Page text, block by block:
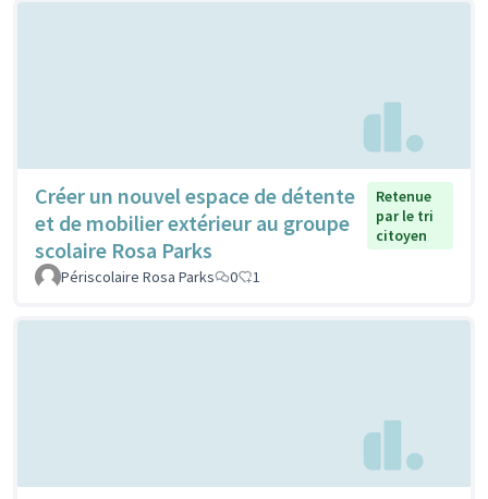
Créer un nouvel espace de détente
et de mobilier extérieur au groupe
scolaire Rosa Parks
Retenue
par le tri
citoyen
Périscolaire Rosa Parks 0 1